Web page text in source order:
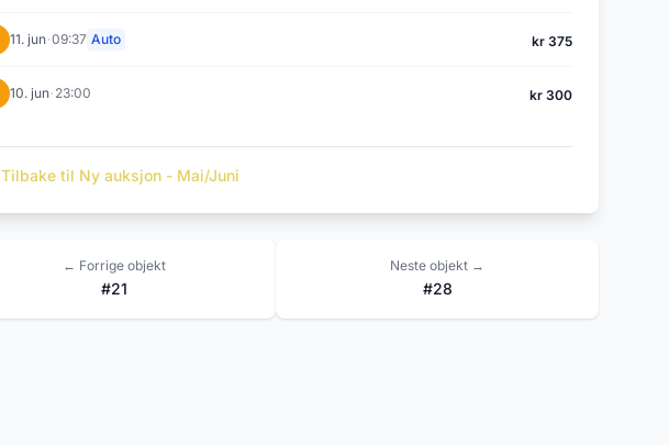
11. jun·09:37 Auto kr 375
10. jun· 23:00 kr 300
Tilbake til Ny auksjon - Mai/Juni
← Forrige objekt
#21
Neste objekt →
#28